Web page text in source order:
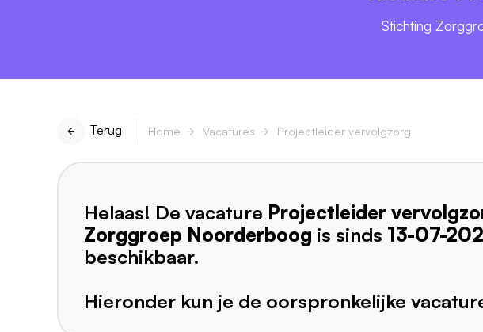
Stichting
Terug Home Vacatures Projectleider vervolgzorg
Helaas! De vacature Projectleider
Zorggroep Noorderboog is sinds 13-07-
beschikbaar.
Hieronder kun je de oorspronkelijke